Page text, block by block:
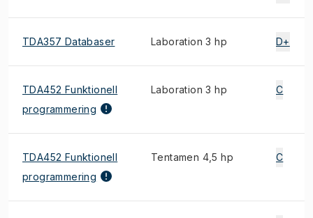
TDA357 Databaser Laboration 3 hp D+
TDA452 Funktionell
programmering
Laboration 3 hp C
TDA452 Funktionell
programmering
Tentamen 4,5 hp C